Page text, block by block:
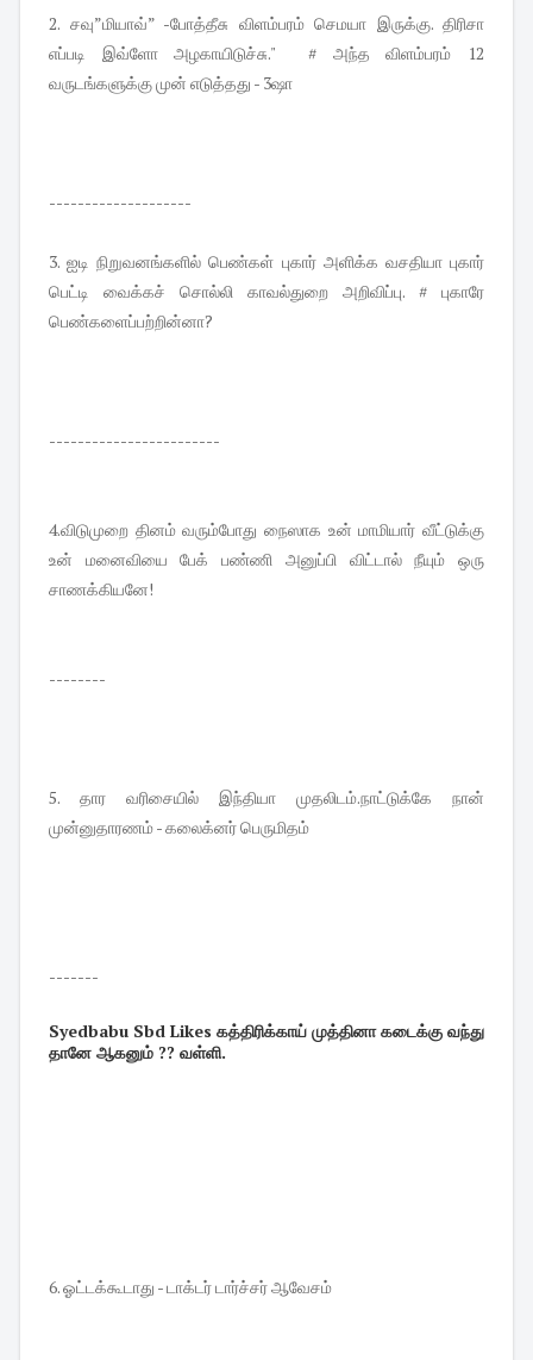
2. சவு”மியாவ்” -போத்தீசு விளம்பரம் செமயா இருக்கு. திரிசா
எப்படி இவ்ளோ அழகாயிடுச்சு." # அந்த விளம்பரம் 12
வருடங்களுக்கு முன் எடுத்தது - 3ஷா
--------------------
3. ஐடி நிறுவனங்களில் பெண்கள் புகார் அளிக்க வசதியா புகார்
பெட்டி வைக்கச் சொல்லி காவல்துறை அறிவிப்பு. # புகாரே
பெண்களைப்பற்றின்னா?
------------------------
4.விடுமுறை தினம் வரும்போது நைஸாக உன் மாமியார் வீட்டுக்கு
உன் மனைவியை பேக் பண்ணி அனுப்பி விட்டால் நீயும் ஒரு
சாணக்கியனே!
--------
5. தார வரிசையில் இந்தியா முதலிடம்.நாட்டுக்கே நான்
முன்னுதாரணம் - கலைக்னர் பெருமிதம்
-------
Syedbabu Sbd Likes கத்திரிக்காய் முத்தினா கடைக்கு வந்து
தானே ஆகனும் ?? வள்ளி.
6. ஓட்டக்கூடாது - டாக்டர் டார்ச்சர் ஆவேசம்